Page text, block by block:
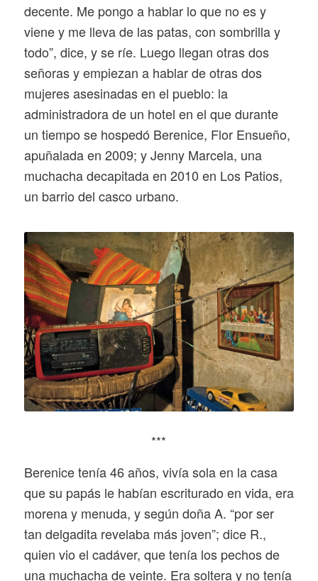
decente. Me pongo a hablar lo que no es y
viene y me lleva de las patas, con sombrilla y
todo”, dice, y se ríe. Luego llegan otras dos
señoras y empiezan a hablar de otras dos
mujeres asesinadas en el pueblo: la
administradora de un hotel en el que durante
un tiempo se hospedó Berenice, Flor Ensueño,
apuñalada en 2009; y Jenny Marcela, una
muchacha decapitada en 2010 en Los Patios,
un barrio del casco urbano.
***
Berenice tenía 46 años, vivía sola en la casa
que su papás le habían escriturado en vida, era
morena y menuda, y según doña A. “por ser
tan delgadita revelaba más joven”; dice R.,
quien vio el cadáver, que tenía los pechos de
una muchacha de veinte. Era soltera y no tenía